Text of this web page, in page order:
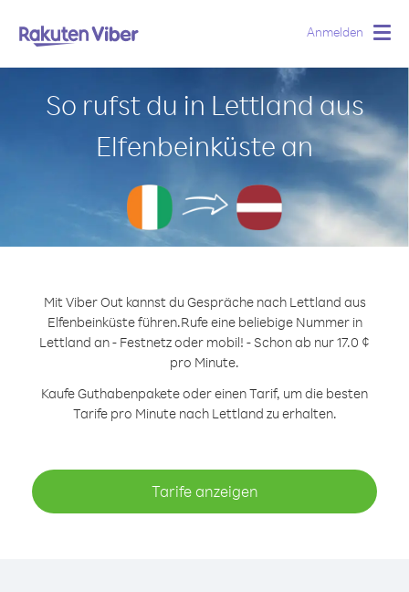
Anmelden
So rufst du in Lettland aus
Elfenbeinküste an
Mit Viber Out kannst du Gespräche nach Lettland aus
Elfenbeinküste führen.Rufe eine beliebige Nummer in
Lettland an - Festnetz oder mobil! - Schon ab nur 17.0 ¢
pro Minute.
Kaufe Guthabenpakete oder einen Tarif, um die besten
Tarife pro Minute nach Lettland zu erhalten.
Tarife anzeigen